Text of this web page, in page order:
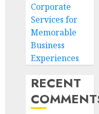
Corporate
Services for
Memorable
Business
Experiences
RECENT